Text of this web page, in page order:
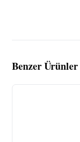
Benzer Ürünler